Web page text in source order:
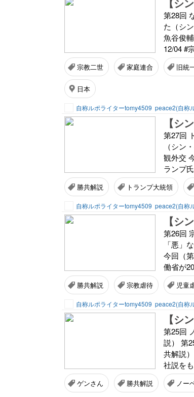
第28回
た（シ
魚谷俊
12/04 #
宗教二世 家庭連合 旧統
日本
自称ルポライターtomy4509 peace2(自称
第27回
（シン
観外交
ランプ
勝共解説 トランプ大統領
自称ルポライターtomy4509 peace2(自称
第26回
「悪」
今回（
働省が
勝共解説 宗教虐待 児童
自称ルポライターtomy4509 peace2(自称
第25回
説） 第
共解説
社説を
ゲンさん 勝共解説 ノー